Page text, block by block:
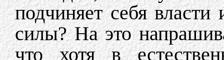
подчиняет себя власти
силы? На это
что хотя в